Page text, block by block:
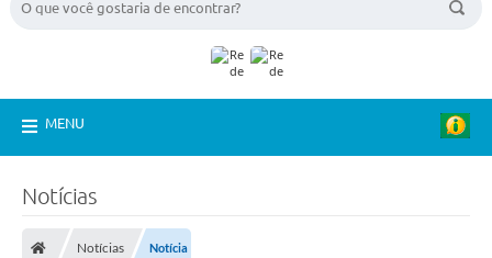
MENU
Notícias
Notícias Notícia